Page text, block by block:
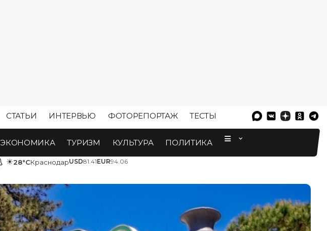
СТАТЬИ ИНТЕРВЬЮ ФОТОРЕПОРТАЖ ТЕСТЫ
ЭКОНОМИКА ТУРИЗМ КУЛЬТУРА ПОЛИТИКА
☀28°CКраснодарUSD81.41EUR94.06